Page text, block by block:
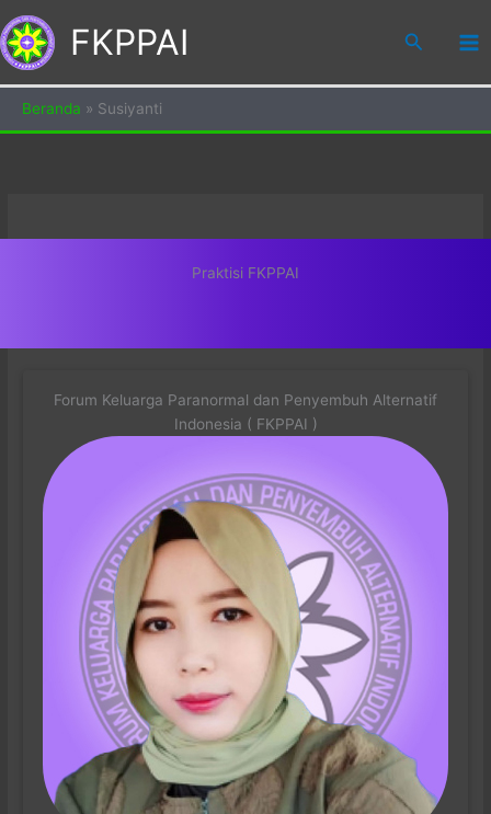
to
content
FKPPAI Search
Beranda » Susiyanti
Praktisi FKPPAI
Forum Keluarga Paranormal dan Penyembuh Alternatif
Indonesia ( FKPPAI )